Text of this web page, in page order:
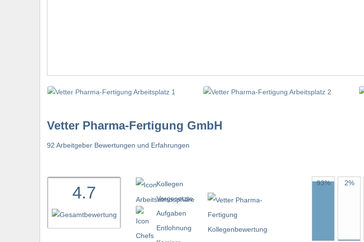
Vetter Pharma-Fertigung GmbH
92 Arbeitgeber Bewertungen und Erfahrungen
4.7
Kollegen
Vorgesetzte
Aufgaben
Entlohnung
93% 2%